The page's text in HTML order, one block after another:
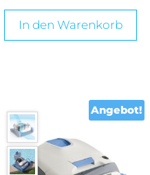
In den Warenkorb
Angebot!